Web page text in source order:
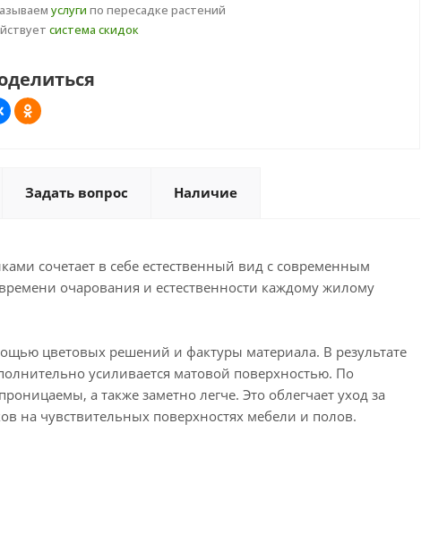
услуги по пересадке растений
система скидок
Задать вопрос Наличие
сочетает в себе естественный вид с современным
очарования и естественности каждому жилому
цветовых решений и фактуры материала. В результате
усиливается матовой поверхностью. По
а также заметно легче. Это облегчает уход за
на чувствительных поверхностях мебели и полов.